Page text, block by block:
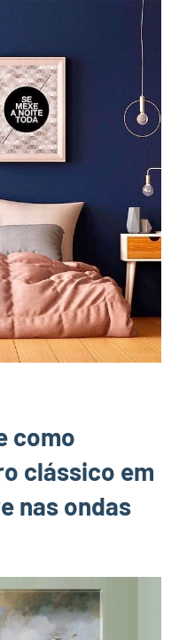
como
clássico em
nas ondas